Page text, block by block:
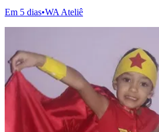
Em 5 dias•WA Ateliê